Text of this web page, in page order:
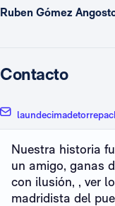
Ruben Gómez
Contacto
Nuestra historia
un amigo, ganas
con ilusión, , ver
madridista del